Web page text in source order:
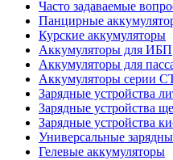
Часто задаваемые
Панцирные
Курские аккумуляторы
Аккумуляторы для ИБП
Аккумуляторы для
Аккумуляторы серии
Зарядные устройства
Зарядные устройства
Зарядные устройства
Универсальные
Гелевые аккумуляторы